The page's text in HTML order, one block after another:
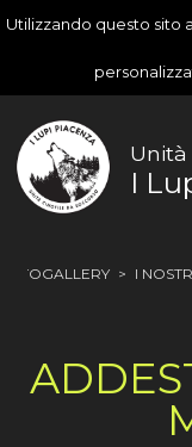
Utilizzando questo sito
Unità
I
> I